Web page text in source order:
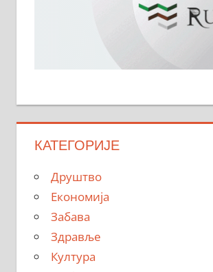
КАТЕГОРИЈЕ
Друштво
Економија
Забава
Здравље
Култура